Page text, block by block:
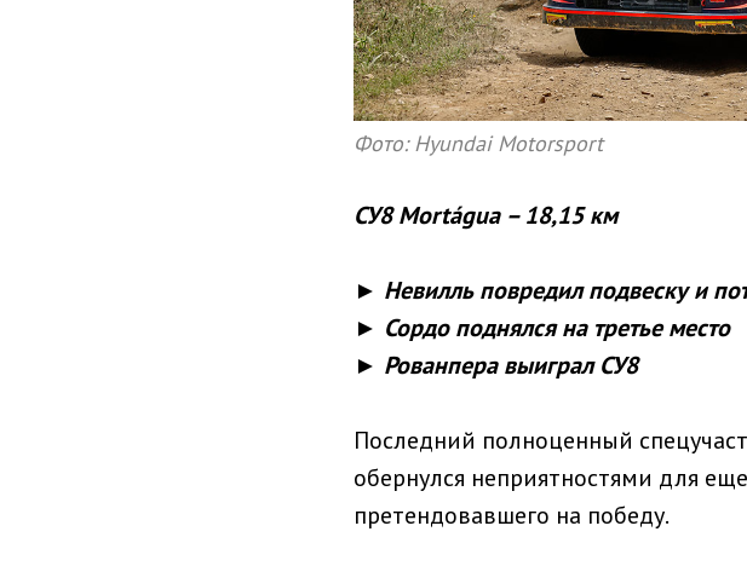
Фото: Hyundai Motorsport
СУ8 Mortágua – 18,15 км
► Невилль повредил подвеску и
► Сордо поднялся на третье место
► Рованпера выиграл СУ8
Последний полноценный
обернулся неприятностями для
претендовавшего на победу.